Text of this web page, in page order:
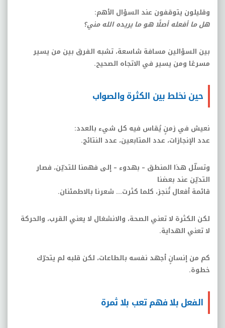
وقليلون يتوقفون عند السؤال الأهم:
هل ما أفعله أصلًا هو ما يريده الله مني؟
بين السؤالين مسافة شاسعة، تشبه الفرق بين من يسير
مسرعًا ومن يسير في الاتجاه الصحيح.
حين نخلط بين الكثرة والصواب
نعيش في زمنٍ يُقاس فيه كل شيء بالعدد:
عدد الإنجازات، عدد المتابعين، عدد النتائج.
وتسلّل هذا المنطق – بهدوء – إلى فهمنا للتديّن، فصار
التديّن عند بعضنا
قائمة أفعال تُنجز، كلما كثرت… شعرنا بالاطمئنان.
لكن الكثرة لا تعني الصحة، والانشغال لا يعني القرب، والحركة
لا تعني الهداية.
كم من إنسانٍ أجهد نفسه بالطاعات، لكن قلبه لم يتحرّك
خطوة.
الفعل بلا فهم تعب بلا ثمرة